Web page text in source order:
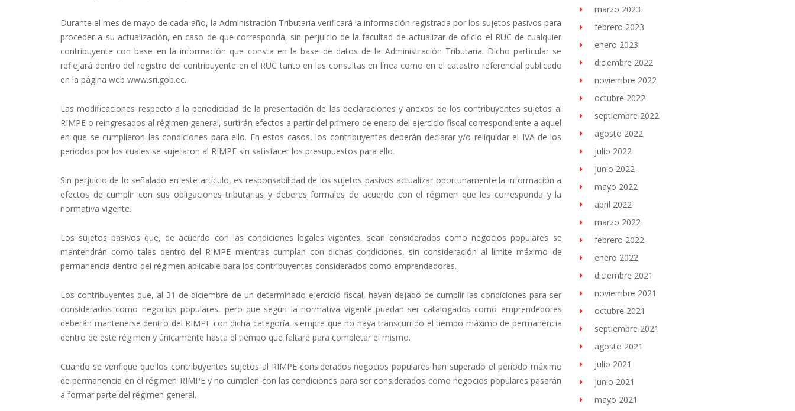
Durante el mes de mayo de cada año, la Administración Tributaria verificará la información registrada por los sujetos pasivos para
proceder a su actualización, en caso de que corresponda, sin perjuicio de la facultad de actualizar de oficio el RUC de cualquier
contribuyente con base en la información que consta en la base de datos de la Administración Tributaria. Dicho particular se
reflejará dentro del registro del contribuyente en el RUC tanto en las consultas en línea como en el catastro referencial publicado
en la página web www.sri.gob.ec.
Las modificaciones respecto a la periodicidad de la presentación de las declaraciones y anexos de los contribuyentes sujetos al
RIMPE o reingresados al régimen general, surtirán efectos a partir del primero de enero del ejercicio fiscal correspondiente a aquel
en que se cumplieron las condiciones para ello. En estos casos, los contribuyentes deberán declarar y/o reliquidar el IVA de los
periodos por los cuales se sujetaron al RIMPE sin satisfacer los presupuestos para ello.
Sin perjuicio de lo señalado en este artículo, es responsabilidad de los sujetos pasivos actualizar oportunamente la información a
efectos de cumplir con sus obligaciones tributarias y deberes formales de acuerdo con el régimen que les corresponda y la
normativa vigente.
Los sujetos pasivos que, de acuerdo con las condiciones legales vigentes, sean considerados como negocios populares se
mantendrán como tales dentro del RIMPE mientras cumplan con dichas condiciones, sin consideración al límite máximo de
permanencia dentro del régimen aplicable para los contribuyentes considerados como emprendedores.
Los contribuyentes que, al 31 de diciembre de un determinado ejercicio fiscal, hayan dejado de cumplir las condiciones para ser
considerados como negocios populares, pero que según la normativa vigente puedan ser catalogados como emprendedores
deberán mantenerse dentro del RIMPE con dicha categoría, siempre que no haya transcurrido el tiempo máximo de permanencia
dentro de este régimen y únicamente hasta el tiempo que faltare para completar el mismo.
Cuando se verifique que los contribuyentes sujetos al RIMPE considerados negocios populares han superado el período máximo
de permanencia en el régimen RIMPE y no cumplen con las condiciones para ser considerados como negocios populares pasarán
a formar parte del régimen general.
marzo 2023
febrero 2023
enero 2023
diciembre 2022
noviembre 2022
octubre 2022
septiembre 2022
agosto 2022
julio 2022
junio 2022
mayo 2022
abril 2022
marzo 2022
febrero 2022
enero 2022
diciembre 2021
noviembre 2021
octubre 2021
septiembre 2021
agosto 2021
julio 2021
junio 2021
mayo 2021